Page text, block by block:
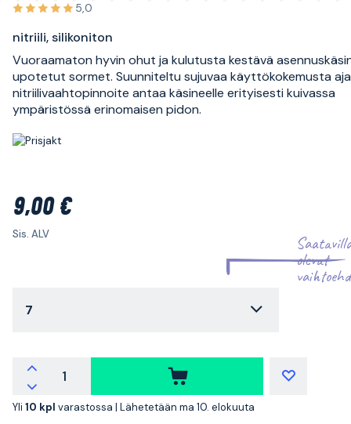
5,0
nitriili, silikoniton
Vuoraamaton hyvin ohut ja kulutusta kestävä
upotetut sormet. Suunniteltu sujuvaa käyttökokemusta
nitriilivaahtopinnoite antaa käsineelle erityisesti kuivassa
ympäristössä erinomaisen pidon.
9,00 €
Sis. ALV
olevat
7
Yli 10 kpl varastossa | Lähetetään ma 10. elokuuta